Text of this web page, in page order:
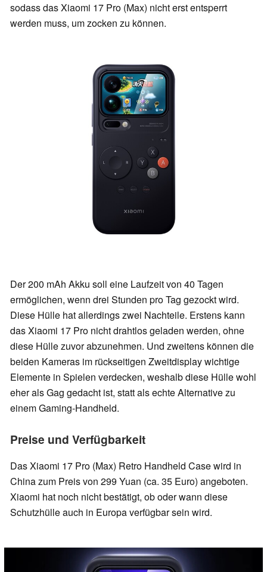
sodass das Xiaomi 17 Pro (Max) nicht erst entsperrt
werden muss, um zocken zu können.
Der 200 mAh Akku soll eine Laufzeit von 40 Tagen
ermöglichen, wenn drei Stunden pro Tag gezockt wird.
Diese Hülle hat allerdings zwei Nachteile. Erstens kann
das Xiaomi 17 Pro nicht drahtlos geladen werden, ohne
diese Hülle zuvor abzunehmen. Und zweitens können die
beiden Kameras im rückseitigen Zweitdisplay wichtige
Elemente in Spielen verdecken, weshalb diese Hülle wohl
eher als Gag gedacht ist, statt als echte Alternative zu
einem Gaming-Handheld.
Preise und Verfügbarkeit
Das Xiaomi 17 Pro (Max) Retro Handheld Case wird in
China zum Preis von 299 Yuan (ca. 35 Euro) angeboten.
Xiaomi hat noch nicht bestätigt, ob oder wann diese
Schutzhülle auch in Europa verfügbar sein wird.